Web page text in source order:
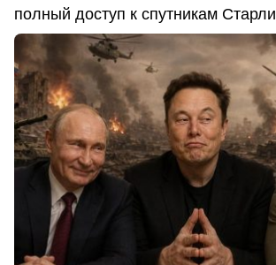
полный доступ к спутникам